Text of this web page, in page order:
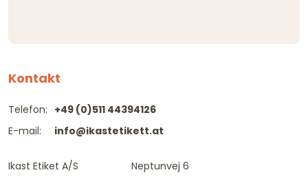
Kontakt
Telefon:
E-mail:
+49 (0)511 44394126
info@ikastetikett.at
Ikast Etiket A/S
Neptunvej 6